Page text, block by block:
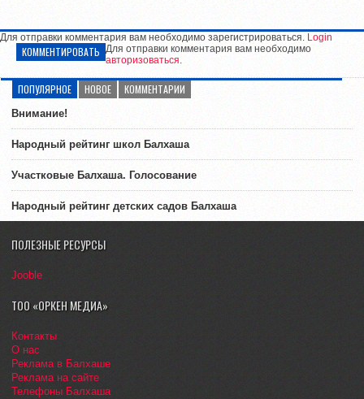
Для отправки комментария вам необходимо зарегистрироваться. Login
КОММЕНТИРОВАТЬ Для отправки комментария вам необходимо
авторизоваться.
ПОПУЛЯРНОЕ НОВОЕ КОММЕНТАРИИ
Внимание!
Народный рейтинг школ Балхаша
Участковые Балхаша. Голосование
Народный рейтинг детских садов Балхаша
ПОЛЕЗНЫЕ РЕСУРСЫ
Jooble
ТОО «ОРКЕН МЕДИА»
Контакты
О нас
Реклама в Балхаше
Реклама на сайте
Телефоны Балхаша